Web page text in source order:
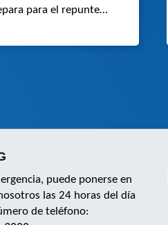
para el repunte
soluciones
puede ponerse en
las 24 horas del día
de teléfono: